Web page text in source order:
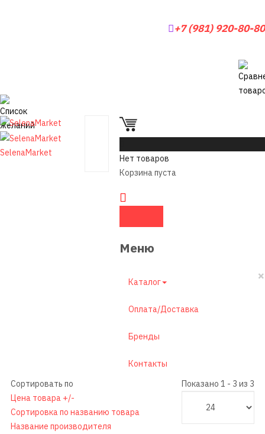
+7 (981) 920-80-80
SelenaMarket
Нет товаров
Корзина пуста
Меню
×
Каталог
Оплата/Доставка
Бренды
Контакты
Сортировать по
Цена товара +/-
Сортировка по названию товара
Название производителя
Показано 1 - 3 из 3